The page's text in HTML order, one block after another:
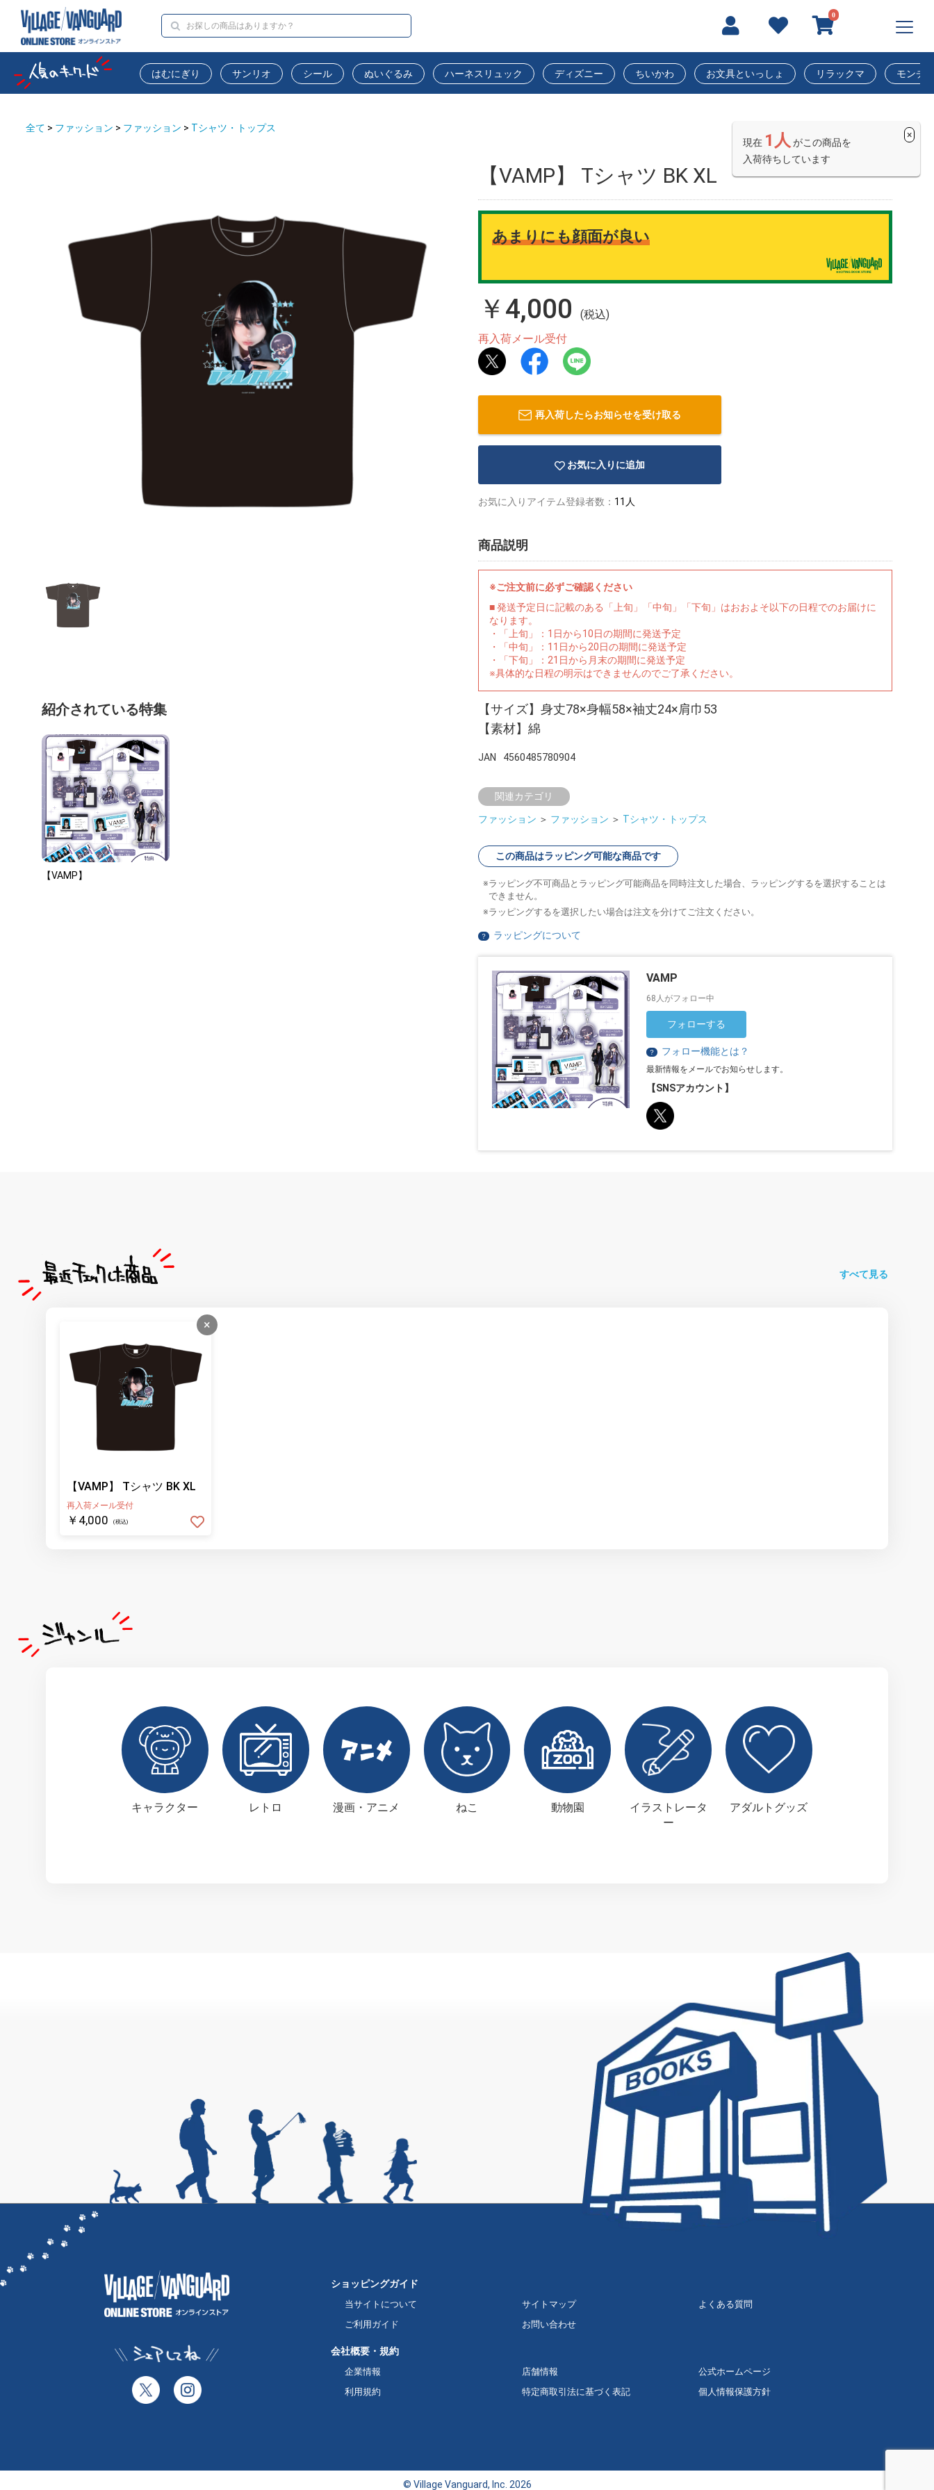
0
はむにぎり サンリオ シール ぬいぐるみ ハーネスリュック ディズニー ちいかわ お文具といっしょ リラックマ モンチ
全て > ファッション > ファッション > Tシャツ・トップス
現在 1人 がこの商品を
入荷待ちしています
×
【VAMP】 Tシャツ BK XL
あまりにも顔面が良い
￥4,000
(税込)
再入荷メール受付
再入荷したらお知らせを受け取る
お気に入りに追加
お気に入りアイテム登録者数： 11人
商品説明
※ご注文前に必ずご確認ください
■ 発送予定日に記載のある「上旬」「中旬」「下旬」はおおよそ以下の日程でのお届けに
なります。
・「上旬」：1日から10日の期間に発送予定
・「中旬」：11日から20日の期間に発送予定
・「下旬」：21日から月末の期間に発送予定
※具体的な日程の明示はできませんのでご了承ください。
【サイズ】身丈78×身幅58×袖丈24×肩巾53
【素材】綿
JAN 4560485780904
関連カテゴリ
ファッション ＞ ファッション ＞ Tシャツ・トップス
この商品はラッピング可能な商品です
ラッピング不可商品とラッピング可能商品を同時注文した場合、ラッピングするを選択することは
できません。
ラッピングするを選択したい場合は注文を分けてご注文ください。
？ ラッピングについて
VAMP
68人がフォロー中
フォローする
？ フォロー機能とは？
最新情報をメールでお知らせします。
【SNSアカウント】
紹介されている特集
【VAMP】
すべて見る
×
【VAMP】 Tシャツ BK XL
再入荷メール受付
￥4,000 (税込)
キャラクター レトロ 漫画・アニメ ねこ 動物園
イラストレータ
ー
アダルトグッズ
ショッピングガイド
当サイトについて サイトマップ
よくある質問
ご利用ガイド
お問い合わせ
会社概要・規約
企業情報 店舗情報
公式ホームページ
利用規約
特定商取引法に基づく表記 個人情報保護方針
© Village Vanguard, Inc. 2026